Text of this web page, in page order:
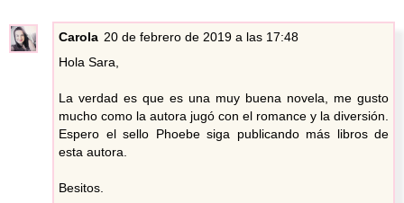
Carola 20 de febrero de 2019 a las 17:48
Hola Sara,
La verdad es que es una muy buena novela, me gusto
mucho como la autora jugó con el romance y la diversión.
Espero el sello Phoebe siga publicando más libros de
esta autora.
Besitos.